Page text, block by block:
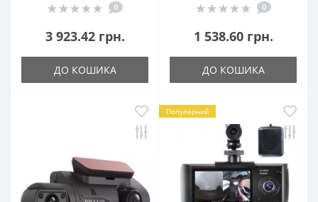
0
3 923.42 грн.
ДО КОШИКА
0
1 538.60 грн.
ДО КОШИКА
Популярний